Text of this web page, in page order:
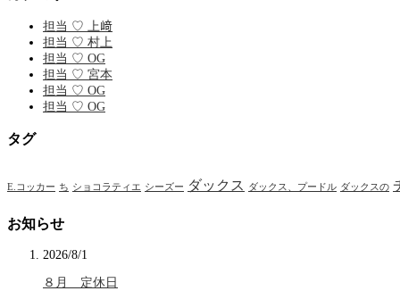
担当 ♡ 上﨑
担当 ♡ 村上
担当 ♡ OG
担当 ♡ 宮本
担当 ♡ OG
担当 ♡ OG
タグ
E.コッカー ち ショコラティエ シーズー ダックス ダックス、プードル ダックスの
お知らせ
2026/8/1
８月 定休日